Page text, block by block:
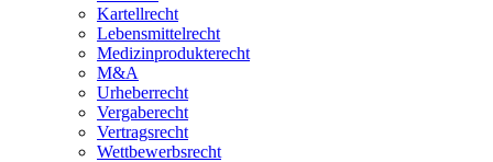
Kartellrecht
Lebensmittelrecht
Medizinprodukterecht
M&A
Urheberrecht
Vergaberecht
Vertragsrecht
Wettbewerbsrecht